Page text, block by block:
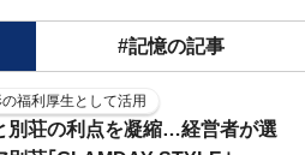
#記憶の記事
福利厚生として活用
別荘の利点を凝縮…経営者が選